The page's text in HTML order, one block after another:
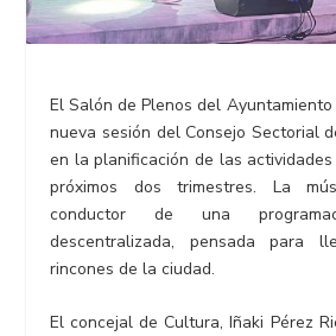
El Salón de Plenos del
nueva sesión del Consejo Sectorial
en la planificación de las
próximos dos trimestres. La
conductor de una
descentralizada, pensada para
rincones de la ciudad.
El concejal de Cultura, Iñaki Pérez